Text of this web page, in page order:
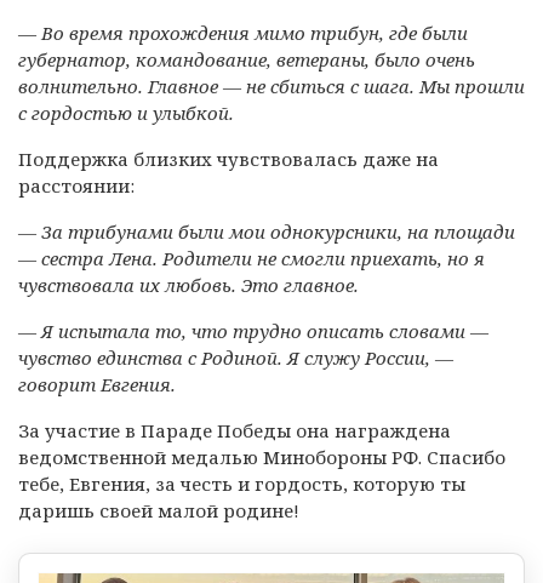
— Во время прохождения мимо трибун, где были
губернатор, командование, ветераны, было очень
волнительно. Главное — не сбиться с шага. Мы прошли
с гордостью и улыбкой.
Поддержка близких чувствовалась даже на
расстоянии:
— За трибунами были мои однокурсники, на площади
— сестра Лена. Родители не смогли приехать, но я
чувствовала их любовь. Это главное.
— Я испытала то, что трудно описать словами —
чувство единства с Родиной. Я служу России, —
говорит Евгения.
За участие в Параде Победы она награждена
ведомственной медалью Минобороны РФ. Спасибо
тебе, Евгения, за честь и гордость, которую ты
даришь своей малой родине!